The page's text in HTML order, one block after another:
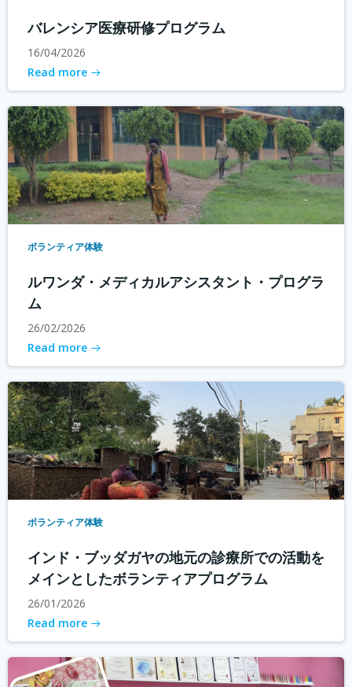
バレンシア医療研修プログラム
16/04/2026
Read more
ボランティア体験
ルワンダ・メディカルアシスタント・プログラ
ム
26/02/2026
Read more
ボランティア体験
インド・ブッダガヤの地元の診療所での活動を
メインとしたボランティアプログラム
26/01/2026
Read more